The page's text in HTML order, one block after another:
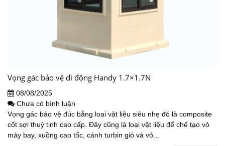
Vọng gác bảo vệ di động Handy 1.7×1.7N
08/08/2025
Chưa có bình luận
Vọng gác bảo vệ đúc bằng loại vật liệu siêu nhẹ đó là composite
cốt sợi thuỷ tinh cao cấp. Đây cũng là loại vật liệu để chế tạo vỏ
máy bay, xuồng cao tốc, cánh turbin gió và vỏ...